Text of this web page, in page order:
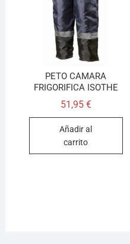
PETO CAMARA
FRIGORIFICA ISOTHE
51,95 €
Añadir al
carrito